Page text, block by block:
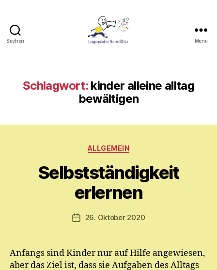
Suchen Menü
Schlagwort: kinder alleine alltag
bewältigen
Kategorien
ALLGEMEIN
Selbstständigkeit
erlernen
Beitragsautor
V
n
M
y
ri
m
ic
h
Veröffentlichungsdatum
26. Oktober 2020
Anfangs sind Kinder nur auf Hilfe angewiesen,
aber das Ziel ist, dass sie Aufgaben des Alltags